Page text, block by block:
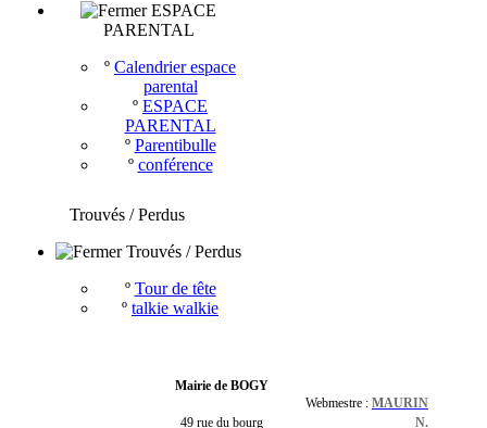
ESPACE
PARENTAL
º Calendrier espace
parental
º ESPACE
PARENTAL
º Parentibulle
º conférence
Trouvés / Perdus
Trouvés / Perdus
º Tour de tête
º talkie walkie
Mairie de BOGY
49 rue du bourg
Webmestre : MAURIN
N.